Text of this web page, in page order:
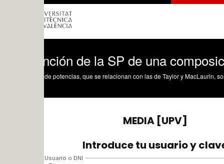
de la SP de una composición de